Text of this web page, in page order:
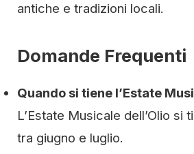
antiche e tradizioni locali.
Domande Frequenti
Quando si tiene l’Estate
L’Estate Musicale dell’Olio si
tra giugno e luglio.